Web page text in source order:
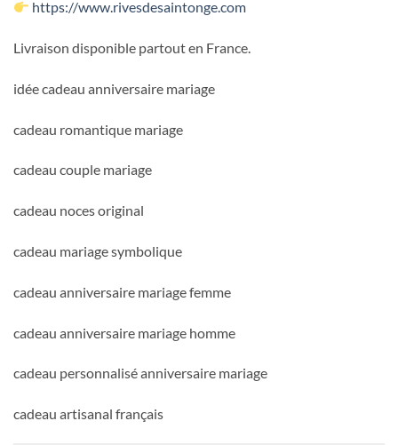
https://www.rivesdesaintonge.com
Livraison disponible partout en France.
idée cadeau anniversaire mariage
cadeau romantique mariage
cadeau couple mariage
cadeau noces original
cadeau mariage symbolique
cadeau anniversaire mariage femme
cadeau anniversaire mariage homme
cadeau personnalisé anniversaire mariage
cadeau artisanal français